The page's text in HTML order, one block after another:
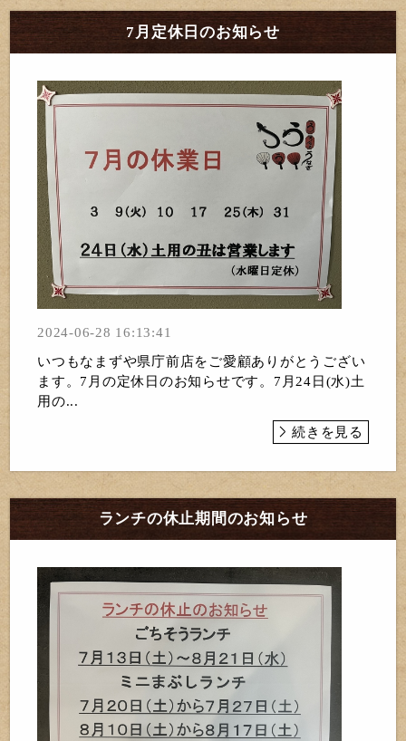
7月定休日のお知らせ
2024-06-28 16:13:41
いつもなまずや県庁前店をご愛顧ありがとうござい
ます。7月の定休日のお知らせです。7月24日(水)土
用の...
続きを見る
ランチの休止期間のお知らせ